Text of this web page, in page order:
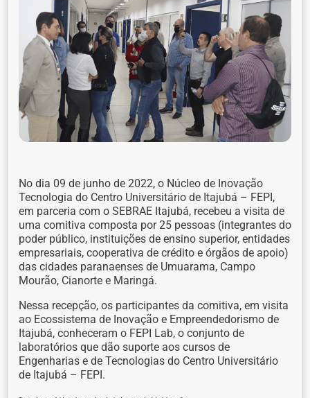
No dia 09 de junho de 2022, o Núcleo de Inovação
Tecnologia do Centro Universitário de Itajubá – FEPI,
em parceria com o SEBRAE Itajubá, recebeu a visita de
uma comitiva composta por 25 pessoas (integrantes do
poder público, instituições de ensino superior, entidades
empresariais, cooperativa de crédito e órgãos de apoio)
das cidades paranaenses de Umuarama, Campo
Mourão, Cianorte e Maringá.
Nessa recepção, os participantes da comitiva, em visita
ao Ecossistema de Inovação e Empreendedorismo de
Itajubá, conheceram o FEPI Lab, o conjunto de
laboratórios que dão suporte aos cursos de
Engenharias e de Tecnologias do Centro Universitário
de Itajubá – FEPI.